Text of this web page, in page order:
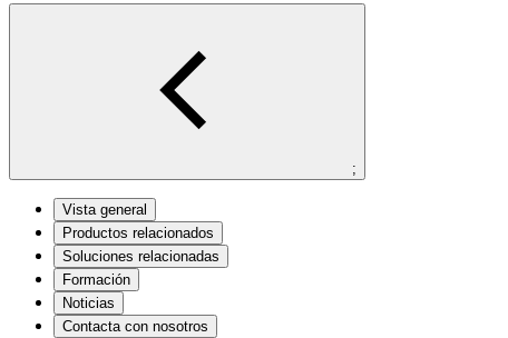
;
Vista general
Productos relacionados
Soluciones relacionadas
Formación
Noticias
Contacta con nosotros